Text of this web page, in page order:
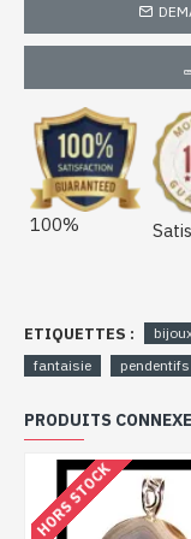
100%
ETIQUETTES :
fantaisie
pendentifs
PRODUITS
HORS STOCK